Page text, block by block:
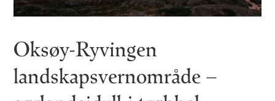
Oksøy-Ryvingen
landskapsvernområde –